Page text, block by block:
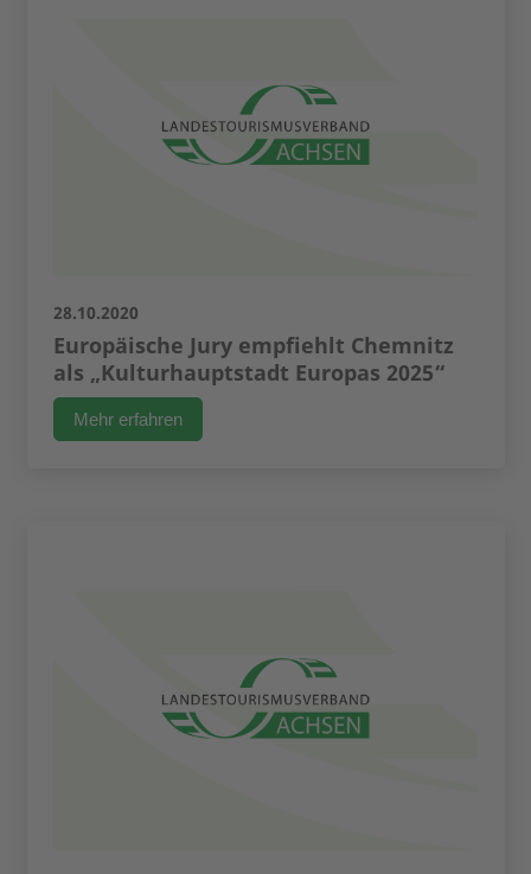
28.10.2020
Europäische Jury empfiehlt Chemnitz
als „Kulturhauptstadt Europas 2025“
Mehr erfahren